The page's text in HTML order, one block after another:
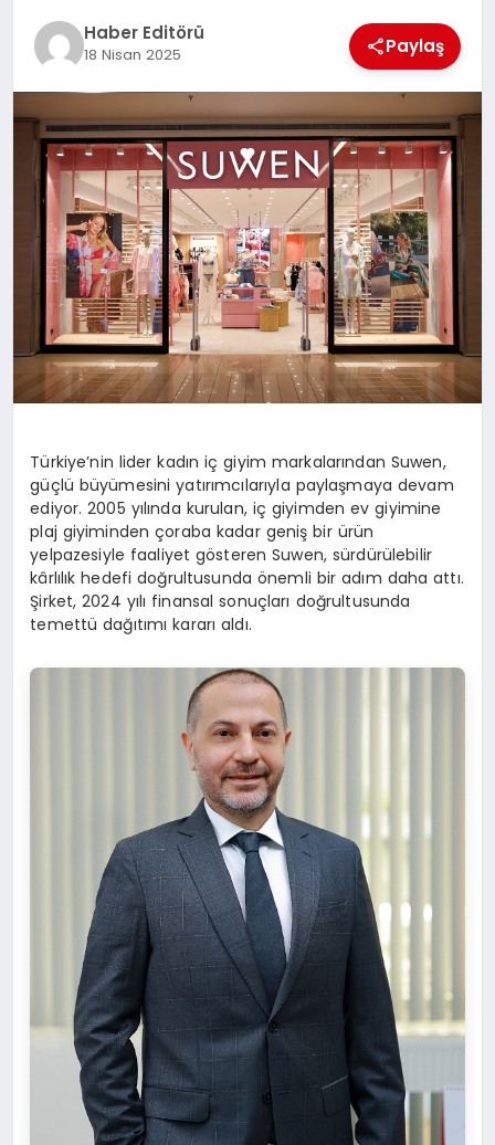
Haber Editörü
18 Nisan 2025 Paylaş
Türkiye’nin lider kadın iç giyim markalarından Suwen,
güçlü büyümesini yatırımcılarıyla paylaşmaya devam
ediyor. 2005 yılında kurulan, iç giyimden ev giyimine
plaj giyiminden çoraba kadar geniş bir ürün
yelpazesiyle faaliyet gösteren Suwen, sürdürülebilir
kârlılık hedefi doğrultusunda önemli bir adım daha attı.
Şirket, 2024 yılı finansal sonuçları doğrultusunda
temettü dağıtımı kararı aldı.